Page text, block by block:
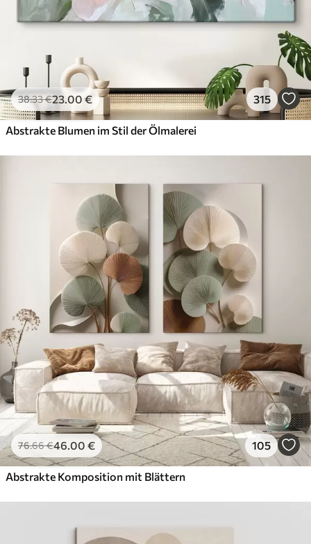
38.33€23.00 € 315
Abstrakte Blumen im Stil der Ölmalerei
76.66€46.00 € 105
Abstrakte Komposition mit Blättern